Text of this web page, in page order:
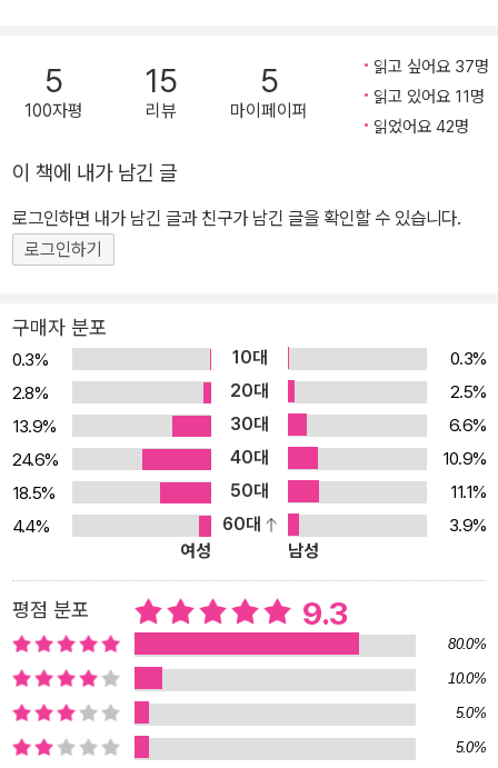
가는 신문사를 다시 일으켜세우는 것이다. 판매부수를 늘리기 위해
고심하던 그에게 신문사의 사주이자 몰리의 남편 조지가 비밀스러운
자료를 건넨다. 바로 보수당 출신 외무장관이자 차기 총리로 점쳐지
는 줄리언 가머니가 여장을 한 채 도발적인 자세를 취하고 찍은 사진.
그와 내연관계였던 몰리가 찍은 그 사진을 공개한다면 ‘공공의 적’ 가
머니는 정치적 생명이 끝장나는 동시에 신문은 날개 돋친 듯 팔려나
갈 것이다. 그러나 소식을 들은 클라이브는 그것이 개인의 사생활을
반발하고, 사진 공개의 윤리성을 둘러싸고 두 사람의 골은 깊어져간
다. 한편 도래할 밀레니엄을 기념하기 위해 정부로부터 교향곡 작업
을 의뢰받은 저명한 작곡가 클라이브는 작품의 영감을 얻기 위해 호
수지대로 여행을 떠나고, 외진 곳에서 한 여자가 남자에게 위협당하
는 상황을 목격하지만 머릿속에 떠오른 악상이 사라질 것이 두려워
조용히 자리를 뜬다. 버넌이 주도면밀하게 준비했던 기사는 한발 앞
선 가머니의 대응으로 오히려 그에 대한 동정여론과 신문사를 향한
거센 반발을 불러일으키며 대실패로 돌아간다. 결국 일자리마저 잃은
버넌은 악담을 퍼부었던 클라이브에게 앙심을 품고 경찰에 그가 범죄
현장의 목격자임을 제보하고, 클라이브는 범인식별을 위해 경찰서에
출석하느라 결국 교향곡을 돌이킬 수 없는 수준으로 망쳐버린다. 이
제 서로를 향한 증오만 남은 두 사람은 각자의 은밀한 계획을 숨긴 채
화해를 청하며 클라이브의 교향곡 리허설이 열리는 암스테르담으로
향한다. 현대인의 욕망과 위선을 날카롭게 해부하는 영문학의 거장
이언 매큐언의 시니컬한 윤리적 우화 평범한 일상에 갑작스럽게 들이
5
100자평
15
리뷰
5
마이페이퍼
읽고 싶어요 37명
읽고 있어요 11명
읽었어요 42명
이 책에 내가 남긴 글
로그인하면 내가 남긴 글과 친구가 남긴 글을 확인할 수 있습니다.
로그인하기
구매자 분포
0.3% 10대
0.3%
2.8%
20대
2.5%
13.9%
30대
6.6%
24.6%
40대
10.9%
18.5%
50대
11.1%
4.4%
60대
3.9%
여성
남성
평점 분포 9.3
80.0%
10.0%
5.0%
5.0%